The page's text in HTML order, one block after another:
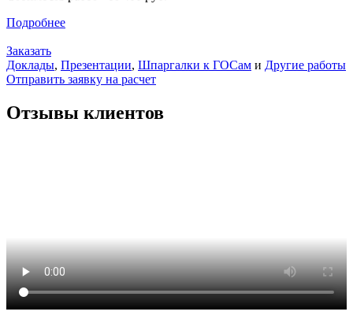
Подробнее
Заказать
Доклады, Презентации, Шпаргалки к ГОСам и Другие работы
Отправить заявку на расчет
Отзывы клиентов